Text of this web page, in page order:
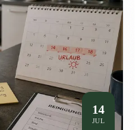
14
JUL